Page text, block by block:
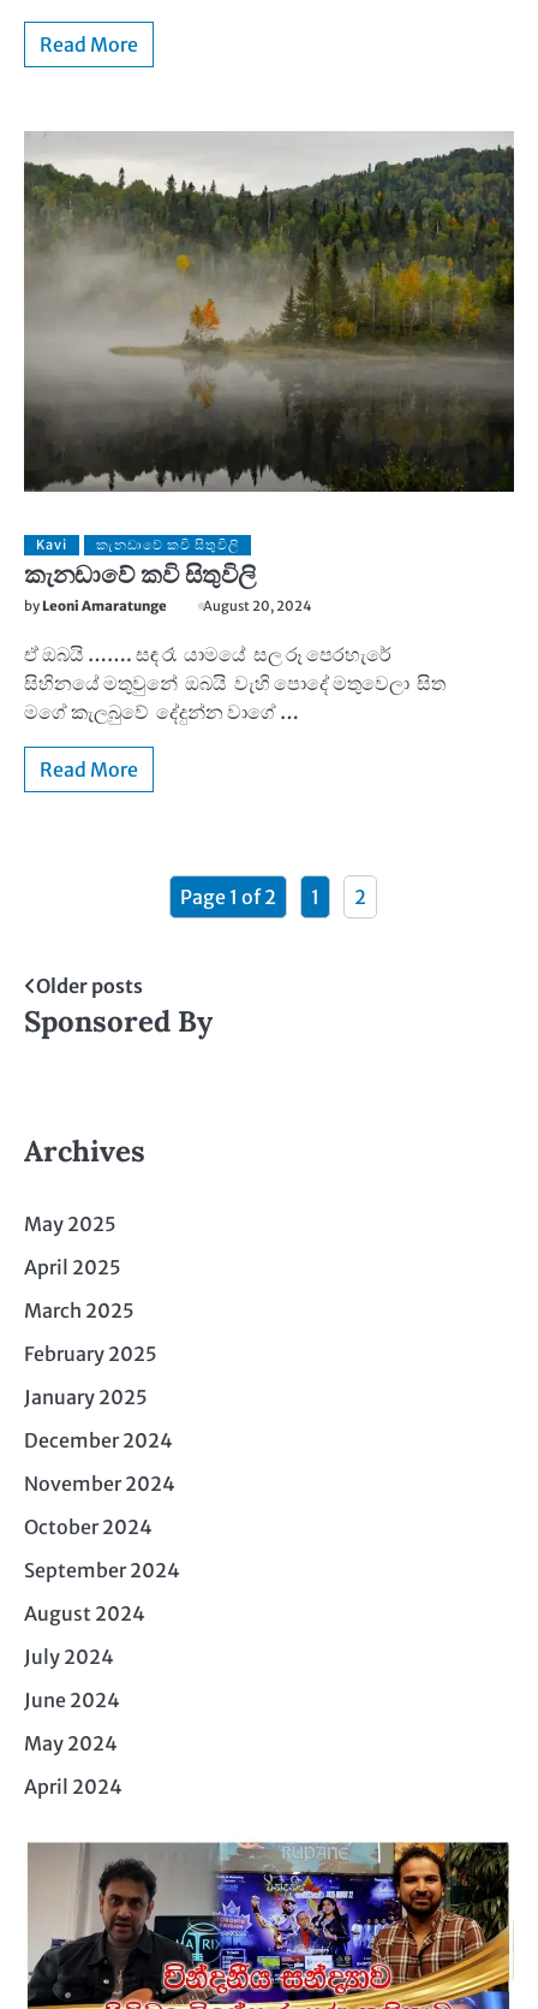
Read More
Kavi කැනඩාවේ කවි සිතුවිලි
කැනඩාවේ කවි සිතුවිලි
by Leoni Amaratunge August 20, 2024
ඒ ඔබයි ……. සඳ රෑ යාමයේ සල රූ පෙරහැරේ
සිහිනයේ මතුවුනේ ඔබයි වැහි පොදේ මතුවෙලා සිත
මගේ කැලබුවේ දේදුන්න වාගේ …
Read More
Page 1 of 2 1 2
Posts
navigation
Older posts
Sponsored By
Archives
May 2025
April 2025
March 2025
February 2025
January 2025
December 2024
November 2024
October 2024
September 2024
August 2024
July 2024
June 2024
May 2024
April 2024